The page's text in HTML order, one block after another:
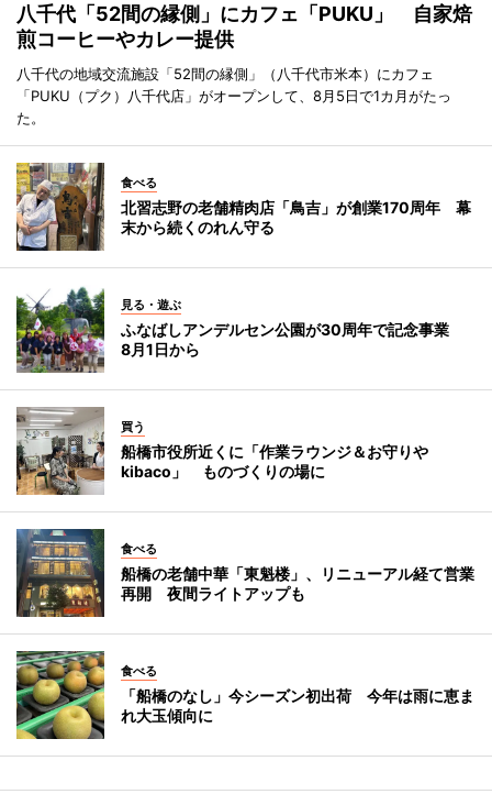
八千代「52間の縁側」にカフェ「PUKU」 自家焙
煎コーヒーやカレー提供
八千代の地域交流施設「52間の縁側」（八千代市米本）にカフェ
「PUKU（プク）八千代店」がオープンして、8月5日で1カ月がたっ
た。
食べる
北習志野の老舗精肉店「鳥吉」が創業170周年 幕
末から続くのれん守る
見る・遊ぶ
ふなばしアンデルセン公園が30周年で記念事業
8月1日から
買う
船橋市役所近くに「作業ラウンジ＆お守りや
kibaco」 ものづくりの場に
食べる
船橋の老舗中華「東魁楼」、リニューアル経て営業
再開 夜間ライトアップも
食べる
「船橋のなし」今シーズン初出荷 今年は雨に恵ま
れ大玉傾向に